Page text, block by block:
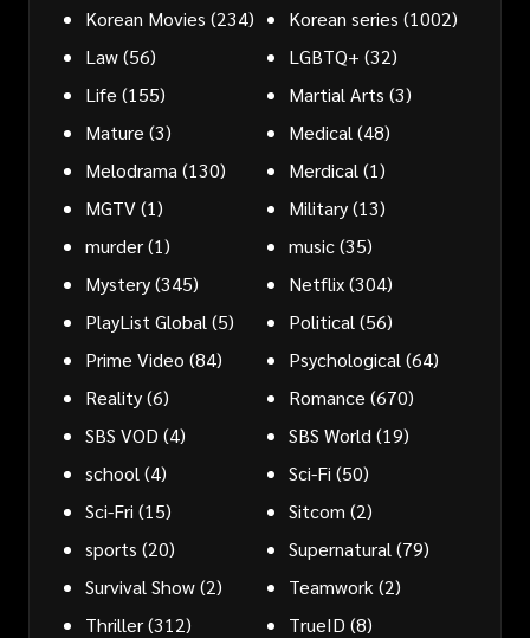
Korean Movies (234) Korean series (1002)
Law(56) LGBTQ+ (32)
Life (155) Martial Arts (3)
Mature (3) Medical (48)
Melodrama (130) Merdical (1)
MGTV(1) Military(13)
murder(1) music(35)
Mystery(345) Netflix(304)
PlayList Global (5) Political (56)
Prime Video (84) Psychological (64)
Reality(6) Romance (670)
SBS VOD (4) SBS World (19)
school (4) Sci-Fi (50)
Sci-Fri (15) Sitcom (2)
sports (20) Supernatural (79)
Survival Show(2) Teamwork (2)
Thriller(312) TrueID (8)